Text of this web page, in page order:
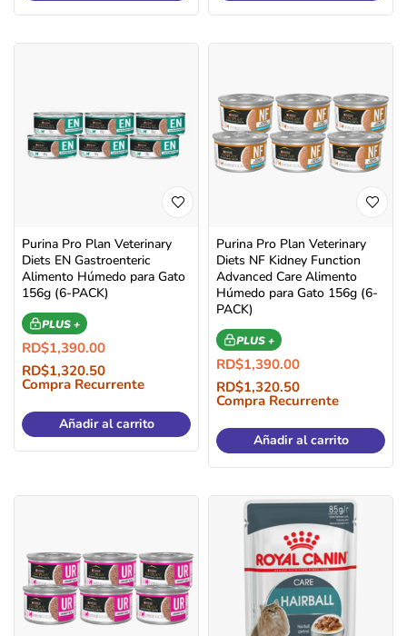
Purina Pro Plan Veterinary
Diets EN Gastroenteric
Alimento Húmedo para Gato
156g (6-PACK)
PLUS +
RD$1,390.00
RD$1,320.50
Compra Recurrente
Añadir al carrito
Purina Pro Plan Veterinary
Diets NF Kidney Function
Advanced Care Alimento
Húmedo para Gato 156g (6-
PACK)
PLUS +
RD$1,390.00
RD$1,320.50
Compra Recurrente
Añadir al carrito